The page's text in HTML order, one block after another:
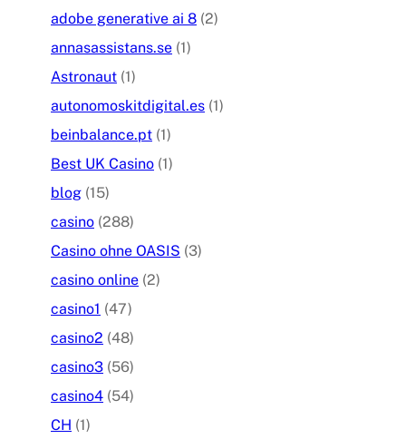
adobe generative ai 8 (2)
annasassistans.se (1)
Astronaut (1)
autonomoskitdigital.es (1)
beinbalance.pt (1)
Best UK Casino (1)
blog (15)
casino (288)
Casino ohne OASIS (3)
casino online (2)
casino1 (47)
casino2 (48)
casino3 (56)
casino4 (54)
CH (1)